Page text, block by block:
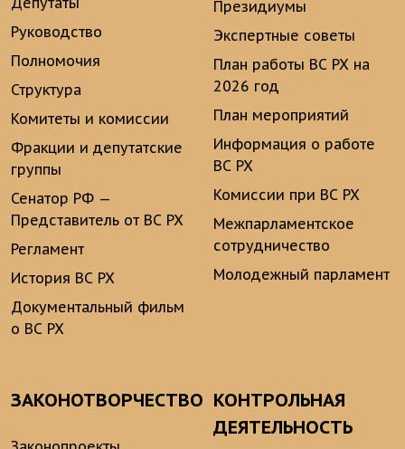
Руководство
Полномочия
Структура
Комитеты и комиссии
Фракции и депутатские
группы
Сенатор РФ —
Представитель от ВС РХ
Регламент
История ВС РХ
Документальный фильм
о ВС РХ
Президиумы
Экспертные советы
План работы ВС РХ на
2026 год
План мероприятий
Информация о работе
ВС РХ
Комиссии при ВС РХ
Межпарламентское
сотрудничество
Молодежный парламент
ЗАКОНОТВОРЧЕСТВО КОНТРОЛЬНАЯ
ДЕЯТЕЛЬНОСТЬ